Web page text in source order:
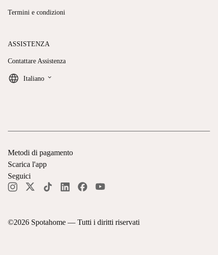
Termini e condizioni
ASSISTENZA
Contattare Assistenza
Italiano keyboard_arrow_down
©2026 Spotahome — Tutti i diritti riservati
Metodi di pagamento
Scarica l'app
Seguici